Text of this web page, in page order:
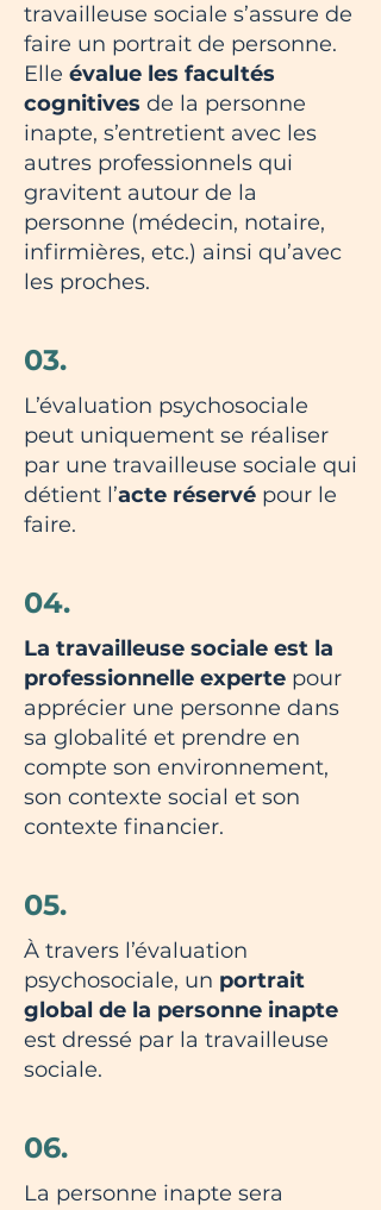
travailleuse sociale s’assure de
faire un portrait de personne.
Elle évalue les facultés
cognitives de la personne
inapte, s’entretient avec les
autres professionnels qui
gravitent autour de la
personne (médecin, notaire,
infirmières, etc.) ainsi qu’avec
les proches.
03.
L’évaluation psychosociale
peut uniquement se réaliser
par une travailleuse sociale qui
détient l’acte réservé pour le
faire.
04.
La travailleuse sociale est la
professionnelle experte pour
apprécier une personne dans
sa globalité et prendre en
compte son environnement,
son contexte social et son
contexte financier.
05.
À travers l’évaluation
psychosociale, un portrait
global de la personne inapte
est dressé par la travailleuse
sociale.
06.
La personne inapte sera